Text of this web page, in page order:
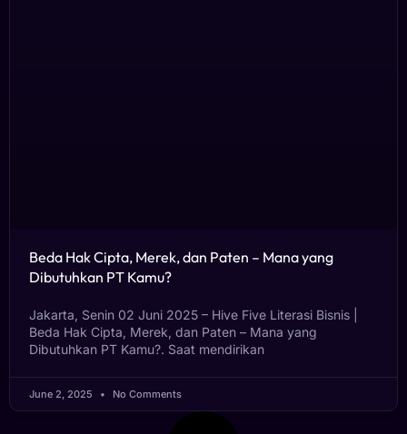
Beda Hak Cipta, Merek, dan Paten – Mana yang
Dibutuhkan PT Kamu?
Jakarta, Senin 02 Juni 2025 – Hive Five Literasi Bisnis |
Beda Hak Cipta, Merek, dan Paten – Mana yang
Dibutuhkan PT Kamu?. Saat mendirikan
June 2, 2025 No Comments